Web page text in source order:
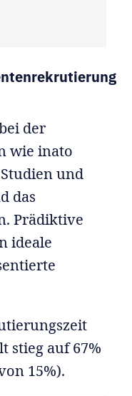
der
wie inato
und
das
Prädiktive
ideale
stieg auf 67%
15%).